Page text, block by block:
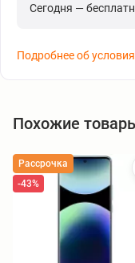
Сегодня —
Подробнее об
Похожие
Рассрочка
-43%